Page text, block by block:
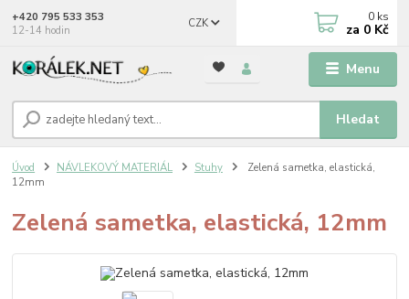
Menu
CZK
Hledat
+420 795 533 353
12-14 hodin
0 ks
za 0 Kč
Úvod NÁVLEKOVÝ MATERIÁL Stuhy
Zelená sametka, elastická,
12mm
Zelená sametka, elastická, 12mm